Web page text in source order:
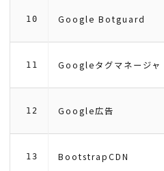
10 Google Botguard
11 Googleタグマネージャ
12 Google広告
13 BootstrapCDN